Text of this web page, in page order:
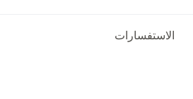
الاستفسارات